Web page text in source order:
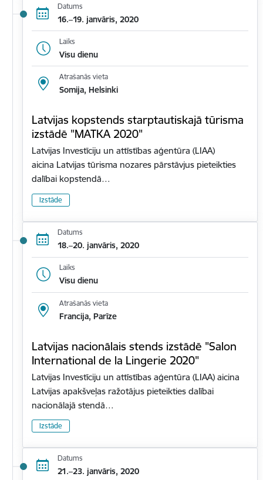
Datums
16.–19. janvāris, 2020
Laiks
Visu dienu
Atrašanās vieta
Somija, Helsinki
Latvijas kopstends starptautiskajā tūrisma
izstādē "MATKA 2020"
Latvijas Investīciju un attīstības aģentūra (LIAA)
aicina Latvijas tūrisma nozares pārstāvjus pieteikties
dalībai kopstendā…
Izstāde
Datums
18.–20. janvāris, 2020
Laiks
Visu dienu
Atrašanās vieta
Francija, Parīze
Latvijas nacionālais stends izstādē "Salon
International de la Lingerie 2020"
Latvijas Investīciju un attīstības aģentūra (LIAA) aicina
Latvijas apakšveļas ražotājus pieteikties dalībai
nacionālajā stendā…
Izstāde
Datums
21.–23. janvāris, 2020